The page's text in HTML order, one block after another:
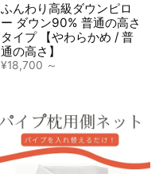
ふんわり高級ダウンピロ
ー ダウン90% 普通の高さ
タイプ 【やわらかめ / 普
通の高さ】
¥18,700